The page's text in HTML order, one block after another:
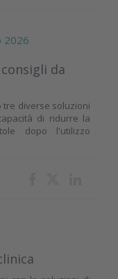
da
tre diverse soluzioni
di ridurre la
dopo l'utilizzo